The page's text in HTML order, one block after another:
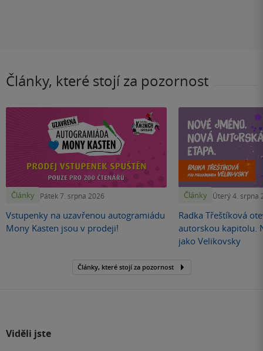
Články, které stojí za pozornost
Články Pátek 7. srpna 2026
Vstupenky na uzavřenou autogramiádu
Mony Kasten jsou v prodeji!
Články Úterý 4. srpna
Radka Třeštíková
autorskou kapitolu.
jako Velikovsky
Články, které stojí za pozornost
Viděli jste